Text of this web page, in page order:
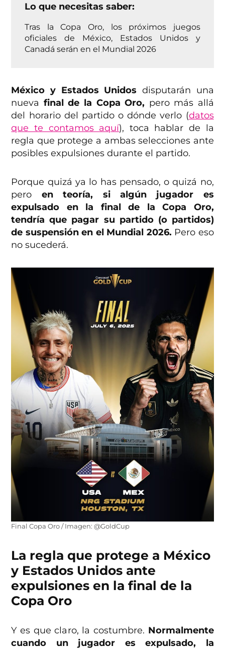
Lo que necesitas saber:
Tras la Copa Oro, los próximos juegos
oficiales de México, Estados Unidos y
Canadá serán en el Mundial 2026
México y Estados Unidos disputarán una
nueva final de la Copa Oro, pero más allá
del horario del partido o dónde verlo (datos
que te contamos aquí), toca hablar de la
regla que protege a ambas selecciones ante
posibles expulsiones durante el partido.
Porque quizá ya lo has pensado, o quizá no,
pero en teoría, si algún jugador es
expulsado en la final de la Copa Oro,
tendría que pagar su partido (o partidos)
de suspensión en el Mundial 2026. Pero eso
no sucederá.
Final Copa Oro / Imagen: @GoldCup
La regla que protege a México
y Estados Unidos ante
expulsiones en la final de la
Copa Oro
Y es que claro, la costumbre. Normalmente
cuando un jugador es expulsado, la